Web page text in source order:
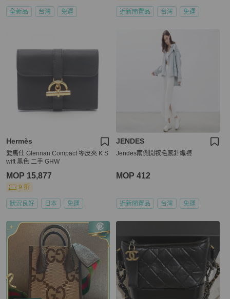
全新品 台灣 免運 近新閒置品 台灣 免運
Hermès
愛馬仕 Glennan Compact 零皮夾 K S
wift 黑色 二手 GHW
MOP 15,877
9 折
狀況良好 日本 免運
JENDES
Jendes兩側開衩毛感針織褲
MOP 412
近新閒置品 台灣 免運